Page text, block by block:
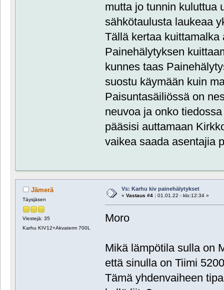
mutta jo tunnin kuluttua
sähkötaulusta laukeaa
Tällä kertaa
Painehälytyksen
kunnes taas
suostu käymään kuin
Paisuntasäiliössä on
neuvoa ja onko
pääsisi auttamaan
vaikea saada asentajia
Jämerä
Täysjäsen
Viestejä: 35
Karhu KIV12+Akvaterm 700L
Vs: Karhu kiv painehälytykset
« Vastaus #4 :01.01.22 - klo:12:34 »
Moro
Mikä lämpötila sulla on
että sinulla on Tiimi
Tämä yhdenvaiheen